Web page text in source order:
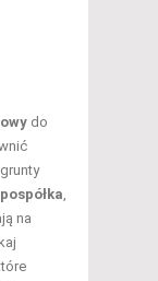
do
pospółka
na